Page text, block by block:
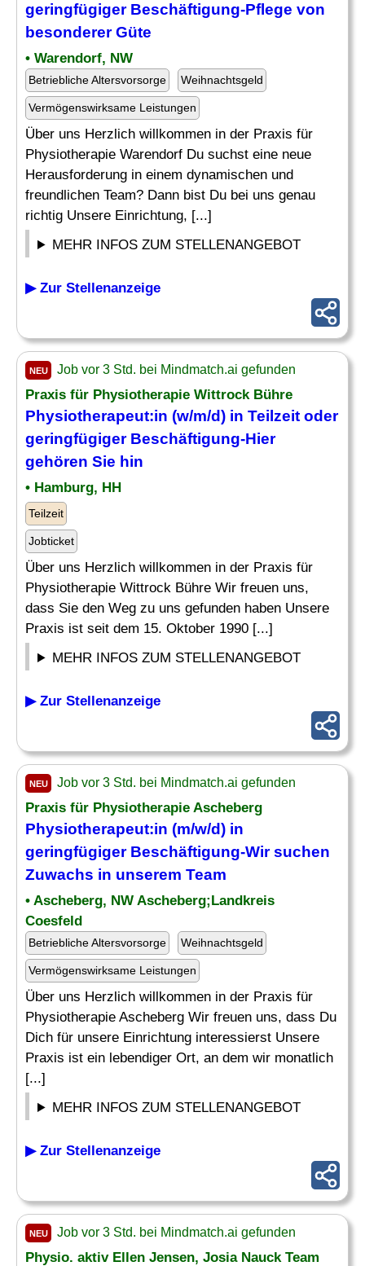
geringfügiger Beschäftigung-Pflege von
besonderer Güte
• Warendorf, NW
Betriebliche Altersvorsorge Weihnachtsgeld
Vermögenswirksame Leistungen
Über uns Herzlich willkommen in der Praxis für
Physiotherapie Warendorf Du suchst eine neue
Herausforderung in einem dynamischen und
freundlichen Team? Dann bist Du bei uns genau
richtig Unsere Einrichtung, [...]
MEHR INFOS ZUM STELLENANGEBOT
▶ Zur Stellenanzeige
NEU Job vor 3 Std. bei Mindmatch.ai gefunden
Praxis für Physiotherapie Wittrock Bühre
Physiotherapeut:in (w/m/d) in Teilzeit oder
geringfügiger Beschäftigung-Hier
gehören Sie hin
• Hamburg, HH
Teilzeit
Jobticket
Über uns Herzlich willkommen in der Praxis für
Physiotherapie Wittrock Bühre Wir freuen uns,
dass Sie den Weg zu uns gefunden haben Unsere
Praxis ist seit dem 15. Oktober 1990 [...]
MEHR INFOS ZUM STELLENANGEBOT
▶ Zur Stellenanzeige
NEU Job vor 3 Std. bei Mindmatch.ai gefunden
Praxis für Physiotherapie Ascheberg
Physiotherapeut:in (m/w/d) in
geringfügiger Beschäftigung-Wir suchen
Zuwachs in unserem Team
• Ascheberg, NW Ascheberg;Landkreis
Coesfeld
Betriebliche Altersvorsorge Weihnachtsgeld
Vermögenswirksame Leistungen
Über uns Herzlich willkommen in der Praxis für
Physiotherapie Ascheberg Wir freuen uns, dass Du
Dich für unsere Einrichtung interessierst Unsere
Praxis ist ein lebendiger Ort, an dem wir monatlich
[...]
MEHR INFOS ZUM STELLENANGEBOT
▶ Zur Stellenanzeige
NEU Job vor 3 Std. bei Mindmatch.ai gefunden
Physio. aktiv Ellen Jensen, Josia Nauck Team